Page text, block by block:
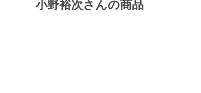
小野裕次さんの商品